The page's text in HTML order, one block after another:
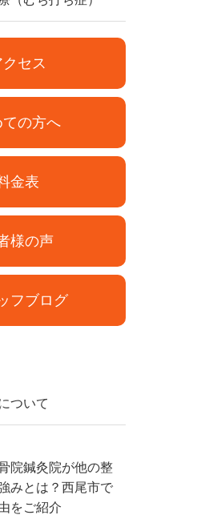
クセス
ての方へ
金表
様の声
フブログ
ついて
院鍼灸院が他の整
みとは？西尾市で
をご紹介